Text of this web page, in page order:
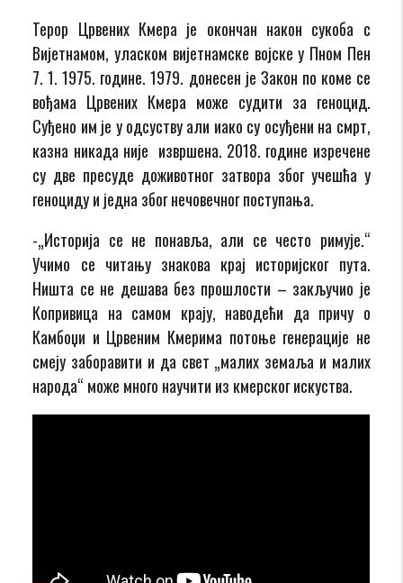
Терор Црвених Кмера је окончан након сукоба с
Вијетнамом, уласком вијетнамске војске у Пном Пен
7. 1. 1975. године. 1979. донесен је Закон по коме се
вођама Црвених Кмера може судити за геноцид.
Суђено им је у одсуству али иако су осуђени на смрт,
казна никада није извршена. 2018. године изречене
су две пресуде доживотног затвора због учешћа у
геноциду и једна због нечовечног поступања.
-„Историја се не понавља, али се често римује.“
Учимо се читању знакова крај историјског пута.
Ништа се не дешава без прошлости – закључио је
Копривица на самом крају, наводећи да причу о
Камбоџи и Црвеним Кмерима потоње генерације не
смеју заборавити и да свет „малих земаља и малих
народа“ може много научити из кмерског искуства.